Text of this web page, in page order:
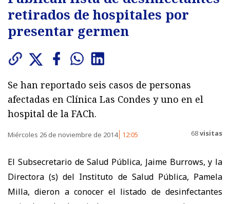
retirados de hospitales por
presentar germen
Se han reportado seis casos de personas
afectadas en Clínica Las Condes y uno en el
hospital de la FACh.
Miércoles 26 de noviembre de 2014 12:05 68visitas
El Subsecretario de Salud Pública, Jaime Burrows, y la
Directora (s) del Instituto de Salud Pública, Pamela
Milla, dieron a conocer el listado de desinfectantes